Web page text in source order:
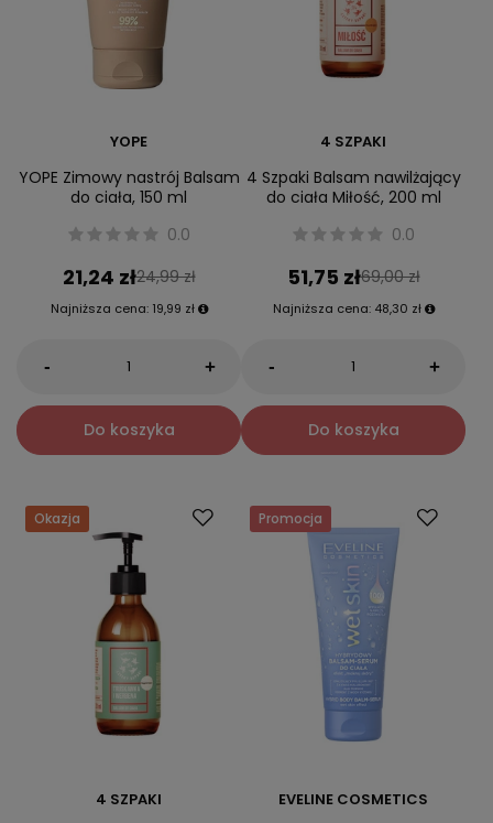
YOPE
YOPE Zimowy nastrój Balsam
do ciała, 150 ml
0.0
21,24 zł24,99 zł
Najniższa cena: 19,99 zł
- +
Do koszyka
4 SZPAKI
4 Szpaki Balsam nawilżający
do ciała Miłość, 200 ml
0.0
51,75 zł69,00 zł
Najniższa cena: 48,30 zł
- +
Do koszyka
Okazja
4 SZPAKI
Promocja
EVELINE COSMETICS